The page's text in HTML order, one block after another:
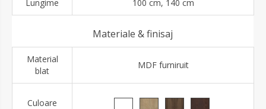
Lungime 100 cm, 140 cm
Materiale & finisaj
Material
blat
MDF furniruit
Culoare